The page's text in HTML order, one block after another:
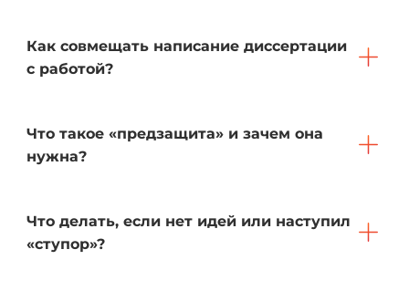
Как совмещать написание диссертации
с работой?
Что такое «предзащита» и зачем она
нужна?
Что делать, если нет идей или наступил
«ступор»?